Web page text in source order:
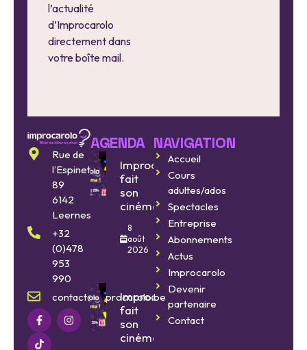
l’actualité
d’Improcarolo
directement dans
votre boîte mail.
Rue de
l’Espinette
89
6142
Leernes
+32
(0)478
953
990
contact@improcarolo.be
AGENDA
Improcarolo
fait
son
cinéma
8
août
2026
Improcarolo
fait
son
cinéma
NAVIGATION
Accueil
Cours
adultes/ados
Spectacles
Entreprise
Abonnements
Actus
Improcarolo
Devenir
partenaire
Contact